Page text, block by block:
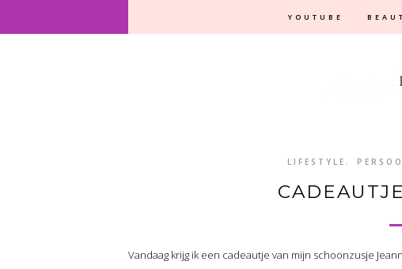
YOUTUBE
LIFESTYLE ,
Vandaag krijg ik een cadeautje van mijn schoonzusje